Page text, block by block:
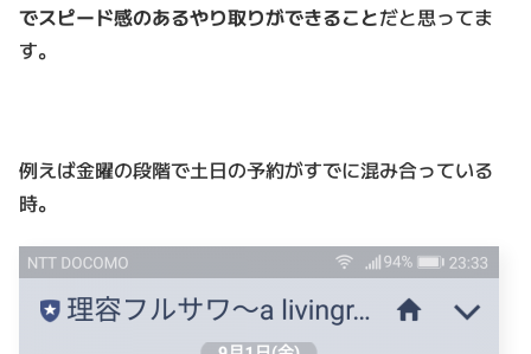
でスピード感のあるやり取りができることだと思ってま
す。
例えば金曜の段階で土日の予約がすでに混み合っている
時。